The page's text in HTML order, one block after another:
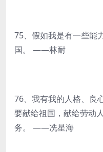
75、假如我是有一些能
国。 ——林耐
76、我有我的人格、良
要献给祖国，献给劳动
务。 ——冼星海